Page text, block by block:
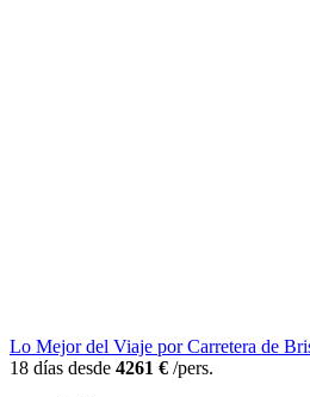
Lo Mejor del Viaje por Carretera de
18 días desde 4261 € /pers.